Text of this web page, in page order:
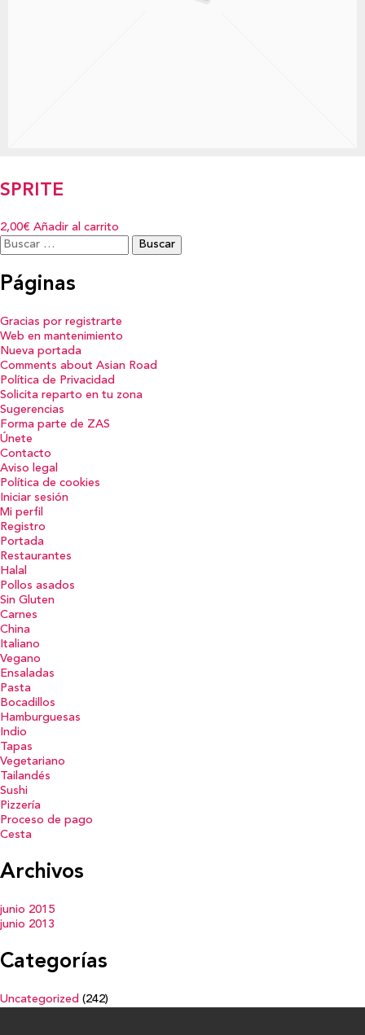
SPRITE
2,00€ Añadir al carrito
Buscar:
Páginas
Gracias por registrarte
Web en mantenimiento
Nueva portada
Comments about Asian Road
Política de Privacidad
Solicita reparto en tu zona
Sugerencias
Forma parte de ZAS
Únete
Contacto
Aviso legal
Política de cookies
Iniciar sesión
Mi perfil
Registro
Portada
Restaurantes
Halal
Pollos asados
Sin Gluten
Carnes
China
Italiano
Vegano
Ensaladas
Pasta
Bocadillos
Hamburguesas
Indio
Tapas
Vegetariano
Tailandés
Sushi
Pizzería
Proceso de pago
Cesta
Archivos
junio 2015
junio 2013
Categorías
Uncategorized (242)